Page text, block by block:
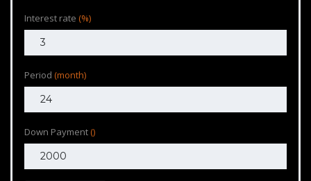
Interest rate (%)
Period (month)
Down Payment ()